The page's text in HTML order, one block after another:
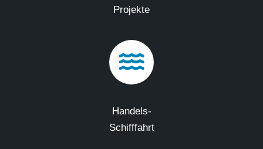
Projekte
Handels-
Schifffahrt